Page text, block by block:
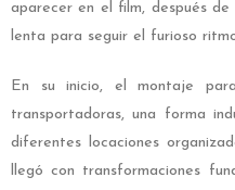
aparecer en el film, después
lenta para seguir el furioso
En su inicio, el montaje
transportadoras, una forma
diferentes locaciones
llegó con transformaciones